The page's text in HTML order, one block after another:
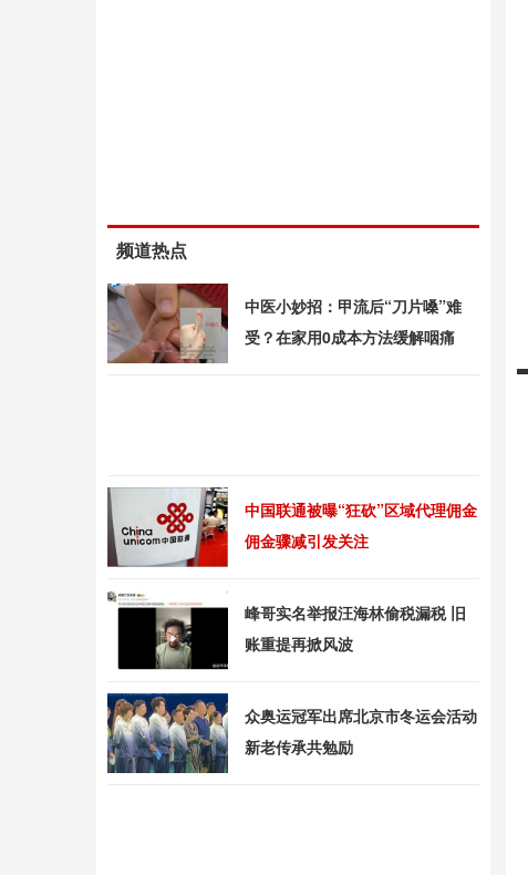
频道热点
中医小妙招：甲流后“刀片嗓”难
受？在家用0成本方法缓解咽痛
中国联通被曝“狂砍”区域代理佣金
佣金骤减引发关注
峰哥实名举报汪海林偷税漏税 旧
账重提再掀风波
众奥运冠军出席北京市冬运会活动
新老传承共勉励